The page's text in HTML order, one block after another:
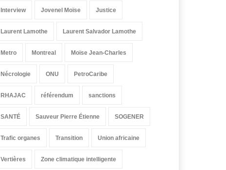
Interview Jovenel Moïse Justice
Laurent Lamothe Laurent Salvador Lamothe
Metro Montreal Moïse Jean-Charles
Nécrologie ONU PetroCaribe
RHAJAC référendum sanctions
SANTÉ Sauveur Pierre Étienne SOGENER
Trafic organes Transition Union africaine
Vertières Zone climatique intelligente